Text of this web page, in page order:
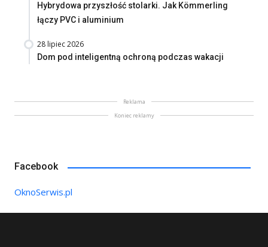
Hybrydowa przyszłość stolarki. Jak Kömmerling
łączy PVC i aluminium
28 lipiec 2026
Dom pod inteligentną ochroną podczas wakacji
Reklama
Koniec reklamy
Facebook
OknoSerwis.pl